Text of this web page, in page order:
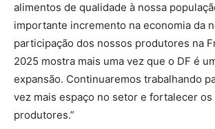
alimentos de qualidade à nossa
importante incremento na economia da
participação dos nossos produtores na
2025 mostra mais uma vez que o DF é
expansão. Continuaremos trabalhando
vez mais espaço no setor e fortalecer os
produtores.”